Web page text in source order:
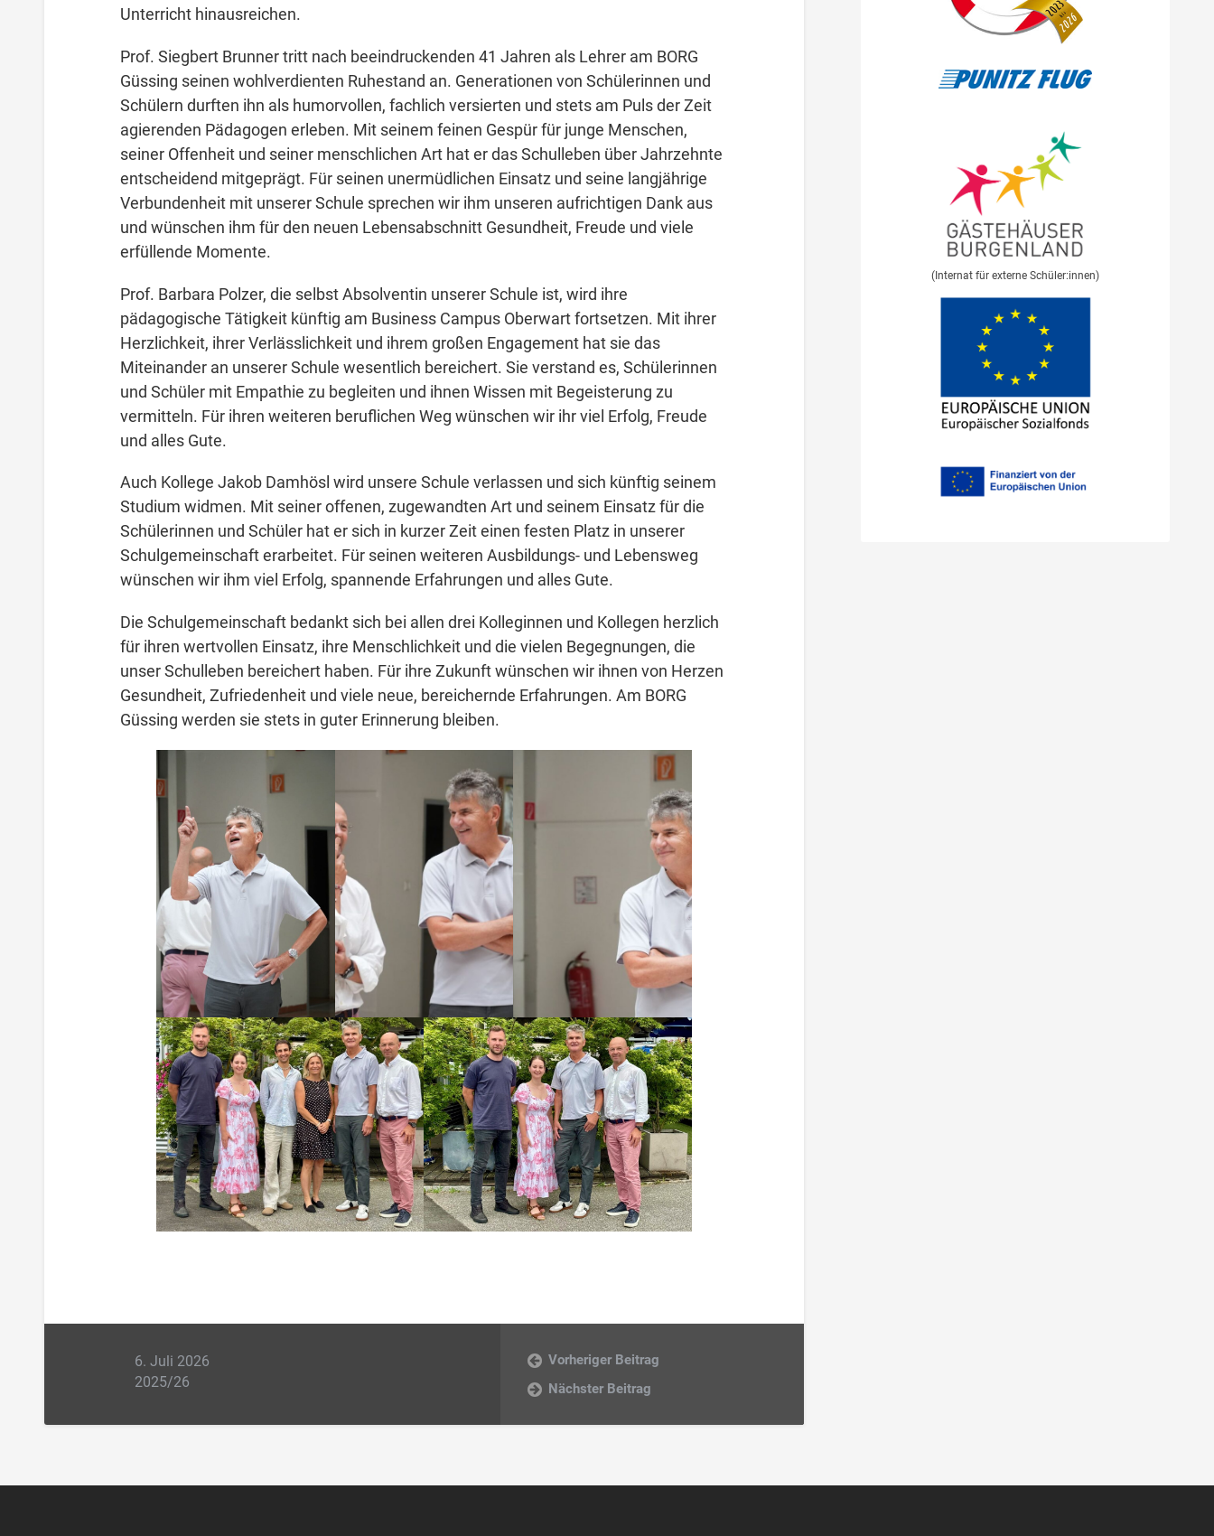
Unterricht hinausreichen.
Prof. Siegbert Brunner tritt nach beeindruckenden 41 Jahren als Lehrer am BORG
Güssing seinen wohlverdienten Ruhestand an. Generationen von Schülerinnen und
Schülern durften ihn als humorvollen, fachlich versierten und stets am Puls der Zeit
agierenden Pädagogen erleben. Mit seinem feinen Gespür für junge Menschen,
seiner Offenheit und seiner menschlichen Art hat er das Schulleben über Jahrzehnte
entscheidend mitgeprägt. Für seinen unermüdlichen Einsatz und seine langjährige
Verbundenheit mit unserer Schule sprechen wir ihm unseren aufrichtigen Dank aus
und wünschen ihm für den neuen Lebensabschnitt Gesundheit, Freude und viele
erfüllende Momente.
Prof. Barbara Polzer, die selbst Absolventin unserer Schule ist, wird ihre
pädagogische Tätigkeit künftig am Business Campus Oberwart fortsetzen. Mit ihrer
Herzlichkeit, ihrer Verlässlichkeit und ihrem großen Engagement hat sie das
Miteinander an unserer Schule wesentlich bereichert. Sie verstand es, Schülerinnen
und Schüler mit Empathie zu begleiten und ihnen Wissen mit Begeisterung zu
vermitteln. Für ihren weiteren beruflichen Weg wünschen wir ihr viel Erfolg, Freude
und alles Gute.
Auch Kollege Jakob Damhösl wird unsere Schule verlassen und sich künftig seinem
Studium widmen. Mit seiner offenen, zugewandten Art und seinem Einsatz für die
Schülerinnen und Schüler hat er sich in kurzer Zeit einen festen Platz in unserer
Schulgemeinschaft erarbeitet. Für seinen weiteren Ausbildungs- und Lebensweg
wünschen wir ihm viel Erfolg, spannende Erfahrungen und alles Gute.
Die Schulgemeinschaft bedankt sich bei allen drei Kolleginnen und Kollegen herzlich
für ihren wertvollen Einsatz, ihre Menschlichkeit und die vielen Begegnungen, die
unser Schulleben bereichert haben. Für ihre Zukunft wünschen wir ihnen von Herzen
Gesundheit, Zufriedenheit und viele neue, bereichernde Erfahrungen. Am BORG
Güssing werden sie stets in guter Erinnerung bleiben.
6. Juli 2026
2025/26
Vorheriger Beitrag
Nächster Beitrag
(Internat für externe Schüler:innen)